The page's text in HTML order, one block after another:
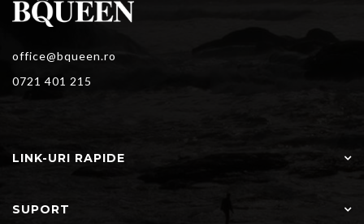
office@bqueen.ro
0721 401 215
LINK-URI RAPIDE
SUPORT